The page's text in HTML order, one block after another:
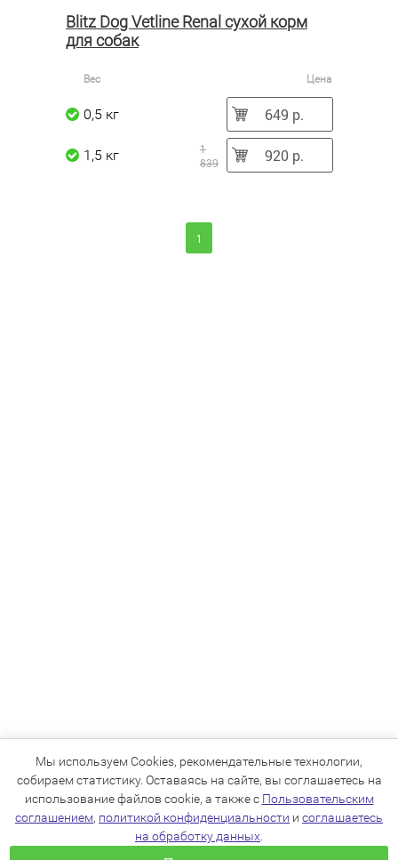
Blitz Dog Vetline Renal сухой корм
для собак
Вес Цена
0,5 кг 649 р.
1,5 кг
1
839
920 р.
1
Мы используем Cookies, рекомендательные технологии,
собираем статистику. Оставаясь на сайте, вы соглашаетесь на
использование файлов cookie, а также с Пользовательским
соглашением, политикой конфиденциальности и соглашаетесь
на обработку данных